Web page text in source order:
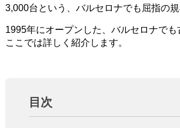
3,000台という、バルセロナでも屈指の
1995年にオープンした、バルセロナで
ここでは詳しく紹介します。
目次